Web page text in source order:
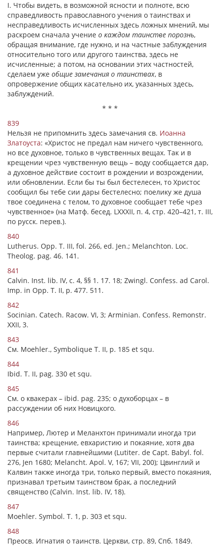
I. Чтобы видеть, в возможной ясности и полноте, всю
справедливость православного учения о таинствах и
несправедливость исчисленных здесь ложных мнений, мы
раскроем сначала учение о каждом таинстве порознь,
обращая внимание, где нужно, и на частные заблуждения
относительно того или другого таинства, здесь не
исчисленные; а потом, на основании этих частностей,
сделаем уже общие замечания о таинствах, в
опровержение общих касательно их, указанных здесь,
заблуждений.
* * *
839
Нельзя не припомнить здесь замечания св. Иоанна
Златоуста: «Христос не предал нам ничего чувственного,
но все духовное, только в чувственных вещах. Так и в
крещении чрез чувственную вещь – воду сообщается дар,
а духовное действие состоит в рождении и возрождении,
или обновлении. Если бы ты был бестелесен, то Христос
сообщил бы тебе сии дары бестелесно; поелику же душа
твое соединена с телом, то духовное сообщает тебе чрез
чувственное» (на Матф. бесед. LXXXII, п. 4, стр. 420–421, т. III,
по русск. перев.).
840
Lutherus. Opp. Т. III, fol. 266, ed. Jen.; Melanchton. Loc.
Theolog. pag. 46. 141.
841
Calvin. Inst. lib. IV, c. 4, §§ 1. 17. 18; Zwingl. Confess. ad Carol.
Imp. in Opp. T. II, p. 477. 511.
842
Socinian. Catech. Racow. VI, 3; Arminian. Confess. Remonstr.
XXII, 3.
843
См. Moehler., Symbolique T. II, p. 185 et squ.
844
Ibid. T. II, pag. 330 et squ.
845
См. o квакерах – ibid. pag. 235; o духоборцах – в
рассуждении об них Новицкого.
846
Например, Лютер и Меланхтон принимали иногда три
таинства; крещение, евхаристию и покаяние, хотя два
первые считали главнейшими (Lutiter. de Capt. Babyl. fol.
276, Jen 1680; Melancht. Apol. V, 167; VII, 200); Цвинглий и
Калвин также иногда три, только первый, вместо покаяния,
признавал третьим таинством брак, а последний
священство (Calvin. Inst. lib. IV, 18).
847
Moehler. Symbol. T. 1, p. 303 et squ.
848
Пpeocв. Игнатия o таинств. Церкви, стр. 89, Спб. 1849.